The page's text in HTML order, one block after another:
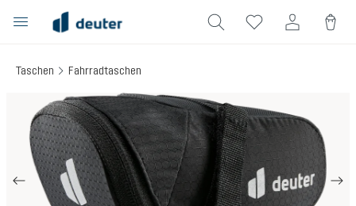
springen
Taschen Fahrradtaschen
Bildergalerie überspringen